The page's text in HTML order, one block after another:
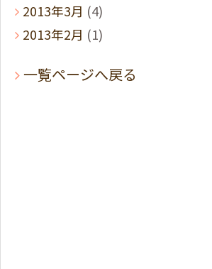
2013年3月 (4)
2013年2月 (1)
一覧ページへ戻る